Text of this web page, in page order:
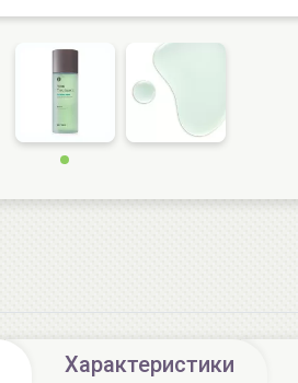
Характеристики